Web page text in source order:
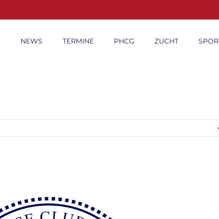
NEWS TERMINE PHCG ZUCHT